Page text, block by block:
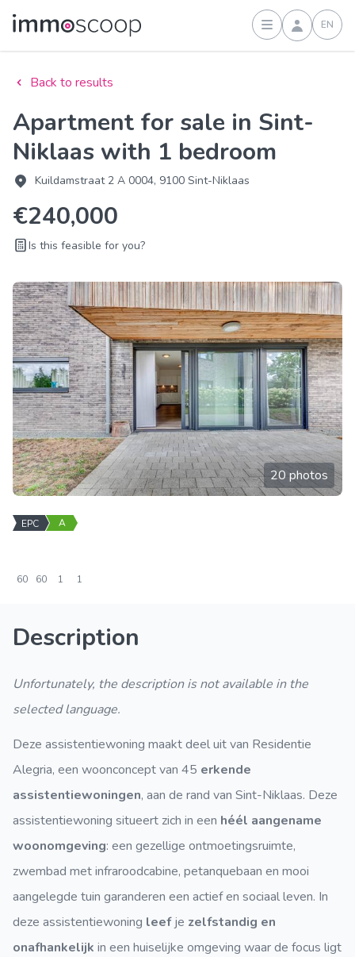
Sign inEN
Back to results
Apartment for sale in Sint-
Niklaas with 1 bedroom
Kuildamstraat 2 A 0004, 9100 Sint-Niklaas
€240,000
Is this feasible for you?
20 photos
EPC A
60 60 1 1
Description
Unfortunately, the description is not available in the
selected language.
Deze assistentiewoning maakt deel uit van Residentie
Alegria, een woonconcept van 45 erkende
assistentiewoningen, aan de rand van Sint-Niklaas. Deze
assistentiewoning situeert zich in een héél aangename
woonomgeving: een gezellige ontmoetingsruimte,
zwembad met infraroodcabine, petanquebaan en mooi
aangelegde tuin garanderen een actief en sociaal leven. In
deze assistentiewoning leefje zelfstandig en
onafhankelijk in een huiselijke omgeving waar de focus ligt